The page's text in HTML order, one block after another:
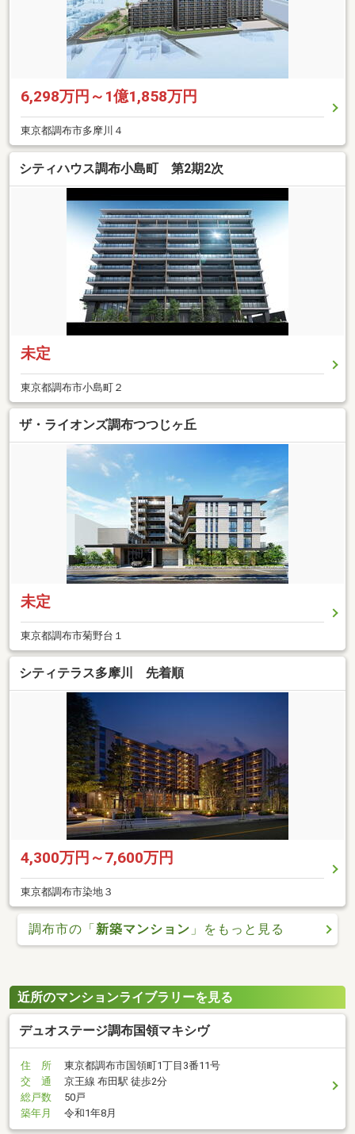
6,298万円～1億1,858万円
東京都調布市多摩川４
シティハウス調布小島町 第2期2次
未定
東京都調布市小島町２
ザ・ライオンズ調布つつじヶ丘
未定
東京都調布市菊野台１
シティテラス多摩川 先着順
4,300万円～7,600万円
東京都調布市染地３
調布市の「新築マンション 」をもっと見る
近所のマンションライブラリーを見る
デュオステージ調布国領マキシヴ
住 所
東京都調布市国領町1丁目3番11号
交 通
京王線 布田駅 徒歩2分
総戸数
50戸
築年月
令和1年8月